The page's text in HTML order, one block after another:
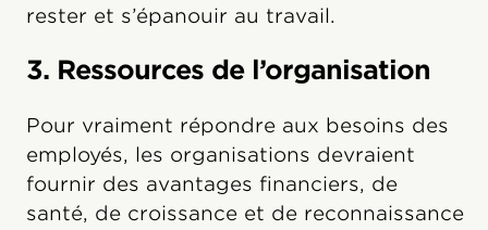
rester et s’épanouir au travail.
3. Ressources de l’organisation
Pour vraiment répondre aux besoins des
employés, les organisations devraient
fournir des avantages financiers, de
santé, de croissance et de reconnaissance